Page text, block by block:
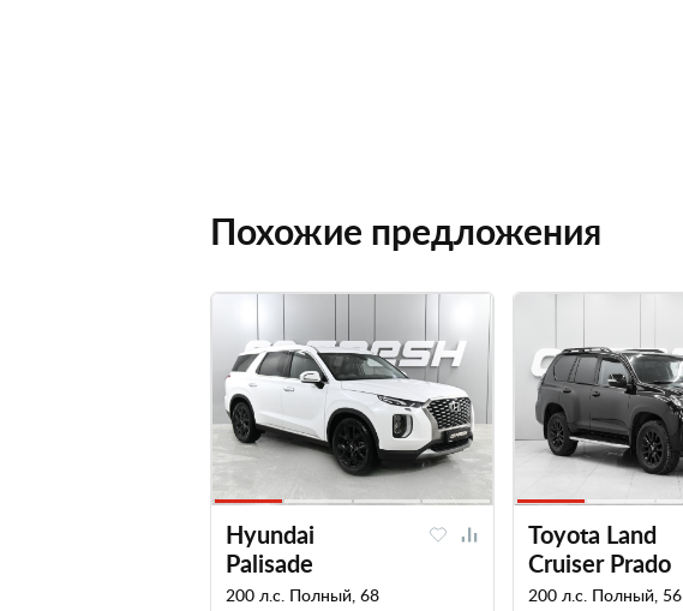
Похожие предложения
Hyundai
Palisade
200 л.с. Полный, 68
Toyota Land
Cruiser Prado
200 л.с. Полный, 56